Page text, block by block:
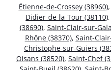
Étienne-de-Crossey (38960),
Didier-de-la-Tour (38110),
(38690), Saint-Clair-sur-
Rhône (38370), Saint-
Christophe-sur-Guiers
Oisans (38520), Saint-Chef